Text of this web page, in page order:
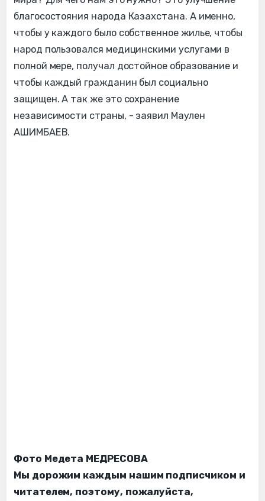
благосостояния народа Казахстана. А именно,
чтобы у каждого было собственное жилье, чтобы
народ пользовался медицинскими услугами в
полной мере, получал достойное образование и
чтобы каждый гражданин был социально
защищен. А так же это сохранение
независимости страны, - заявил Маулен
АШИМБАЕВ.
Фото Медета МЕДРЕСОВА
Мы дорожим каждым нашим подписчиком и
читателем, поэтому, пожалуйста,